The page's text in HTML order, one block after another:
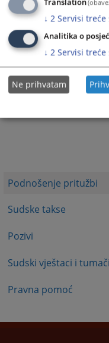
Podnošenje pritužbi
Sudske takse
Pozivi
Sudski vještaci i tumači
Pravna pomoć
Translation
↓ 2 Servisi treće
Analitika o
↓ 2 Servisi treće
Ne prihvatam